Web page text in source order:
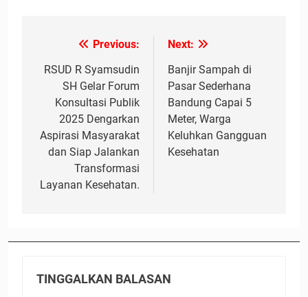
Navigasi
pos
Previous:
RSUD R Syamsudin
SH Gelar Forum
Konsultasi Publik
2025 Dengarkan
Aspirasi Masyarakat
dan Siap Jalankan
Transformasi
Layanan Kesehatan.
Next:
Banjir Sampah di
Pasar Sederhana
Bandung Capai 5
Meter, Warga
Keluhkan Gangguan
Kesehatan
TINGGALKAN BALASAN